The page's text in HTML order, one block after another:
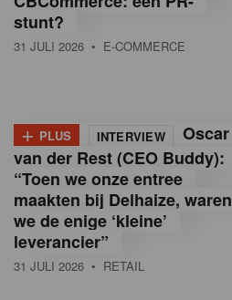
n
d
a
M
a
g
a
stunt?
31 JULI 2026 • E-COMMERCE
+ PLUS INTERVIEW
Oscar
van der Rest (CEO Buddy):
“Toen we onze entree
maakten bij Delhaize, waren
we de enige ‘kleine’
leverancier”
31 JULI 2026 • RETAIL